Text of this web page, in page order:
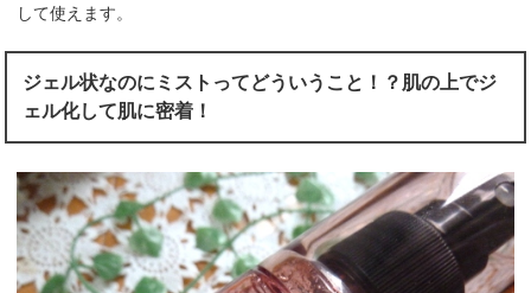
して使えます。
ジェル状なのにミストってどういうこと！？肌の上でジ
ェル化して肌に密着！